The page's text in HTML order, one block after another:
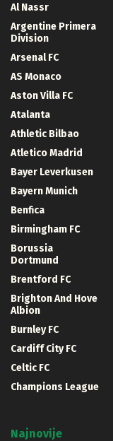
Al Nassr
Argentine Primera
Division
Arsenal FC
AS Monaco
Aston Villa FC
Atalanta
Athletic Bilbao
Atletico Madrid
Bayer Leverkusen
Bayern Munich
Benfica
Birmingham FC
Borussia
Dortmund
Brentford FC
Brighton And Hove
Albion
Burnley FC
Cardiff City FC
Celtic FC
Champions League
Najnovije